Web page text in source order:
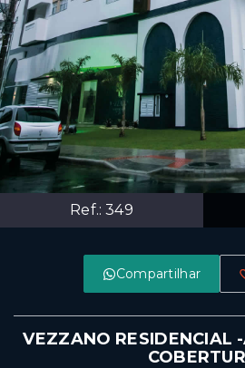
Ref.:349
Compartilhar
VEZZANO RESIDENCIAL